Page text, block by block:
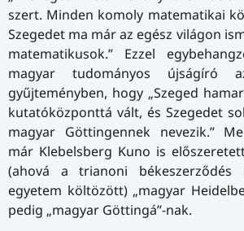
szert. Minden komoly matematikai
Szegedet ma már az egész világon
matematikusok.” Ezzel
magyar tudományos
gyűjteményben, hogy „Szeged
kutatóközponttá vált, és Szegedet
magyar Göttingennek nevezik.”
már Klebelsberg Kuno is
(ahová a trianoni
egyetem költözött) „magyar
pedig „magyar Göttingá”-nak.